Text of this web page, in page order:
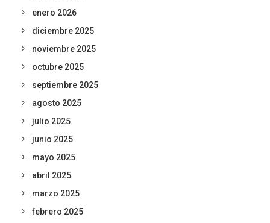
enero 2026
diciembre 2025
noviembre 2025
octubre 2025
septiembre 2025
agosto 2025
julio 2025
junio 2025
mayo 2025
abril 2025
marzo 2025
febrero 2025